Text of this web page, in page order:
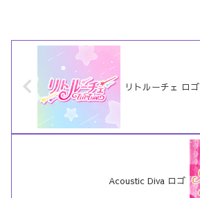
リトルーチェ ロゴ
Acoustic Diva ロゴ